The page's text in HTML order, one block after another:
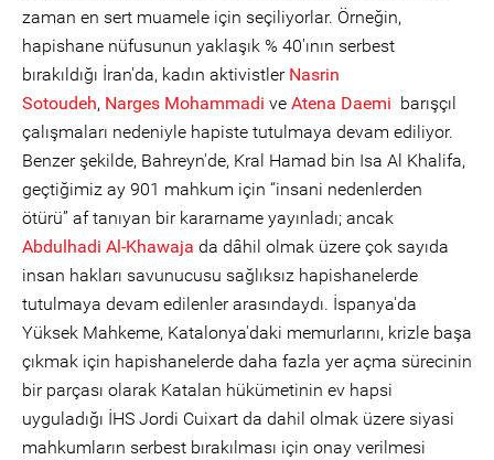
zaman en sert muamele için seçiliyorlar. Örneğin,
hapishane nüfusunun yaklaşık % 40'ının serbest
bırakıldığı İran'da, kadın aktivistler Nasrin
Sotoudeh, Narges Mohammadi ve Atena Daemi barışçıl
çalışmaları nedeniyle hapiste tutulmaya devam ediliyor.
Benzer şekilde, Bahreyn'de, Kral Hamad bin Isa Al Khalifa,
geçtiğimiz ay 901 mahkum için “insani nedenlerden
ötürü” af tanıyan bir kararname yayınladı; ancak
Abdulhadi Al-Khawaja da dâhil olmak üzere çok sayıda
insan hakları savunucusu sağlıksız hapishanelerde
tutulmaya devam edilenler arasındaydı. İspanya'da
Yüksek Mahkeme, Katalonya'daki memurlarını, krizle başa
çıkmak için hapishanelerde daha fazla yer açma sürecinin
bir parçası olarak Katalan hükümetinin ev hapsi
uyguladığı İHS Jordi Cuixart da dahil olmak üzere siyasi
mahkumların serbest bırakılması için onay verilmesi